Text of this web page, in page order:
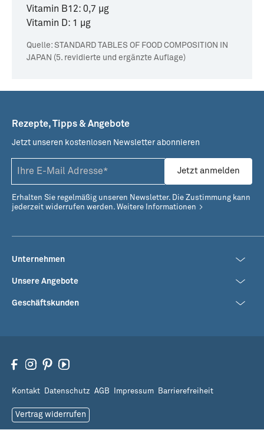
Vitamin B12: 0,7 µg
Vitamin D: 1 µg
Quelle: STANDARD TABLES OF FOOD COMPOSITION IN
JAPAN (5. revidierte und ergänzte Auflage)
Unternehmen
Unsere Angebote
Geschäftskunden
Rezepte, Tipps & Angebote
Jetzt unseren kostenlosen Newsletter abonnieren
Jetzt anmelden
Erhalten Sie regelmäßig unseren Newsletter. Die Zustimmung kann
jederzeit widerrufen werden. Weitere Informationen
Kontakt Datenschutz AGB Impressum Barrierefreiheit
Vertrag widerrufen